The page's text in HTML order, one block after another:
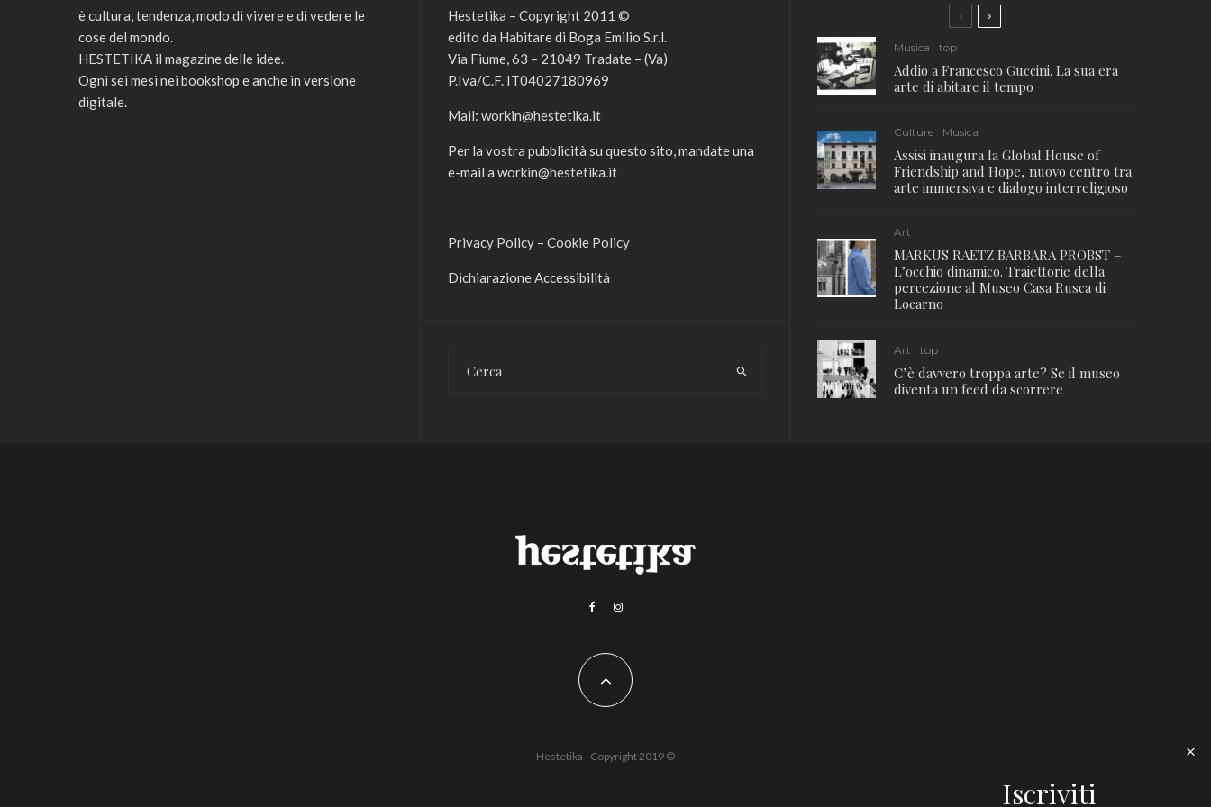
è cultura, tendenza, modo di vivere e di vedere le
cose del mondo.
HESTETIKA il magazine delle idee.
Ogni sei mesi nei bookshop e anche in versione
digitale.
Hestetika – Copyright 2011 ©
edito da Habitare di Boga Emilio S.r.l.
Via Fiume, 63 – 21049 Tradate – (Va)
P.Iva/C.F. IT04027180969
Mail: workin@hestetika.it
Per la vostra pubblicità su questo sito, mandate una
e-mail a workin@hestetika.it
Privacy Policy – Cookie Policy
Dichiarazione Accessibilità
Musica top
Addio a Francesco Guccini. La sua era
arte di abitare il tempo
Culture Musica
Assisi inaugura la Global House of
Friendship and Hope, nuovo centro tra
arte immersiva e dialogo interreligioso
Art
MARKUS RAETZ BARBARA PROBST –
L’occhio dinamico. Traiettorie della
percezione al Museo Casa Rusca di
Locarno
Art top
C’è davvero troppa arte? Se il museo
diventa un feed da scorrere
Hestetika - Copyright 2019 ©
Iscriviti